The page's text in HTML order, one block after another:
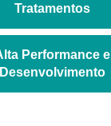
Tratamentos
Performance e
Desenvolvimento